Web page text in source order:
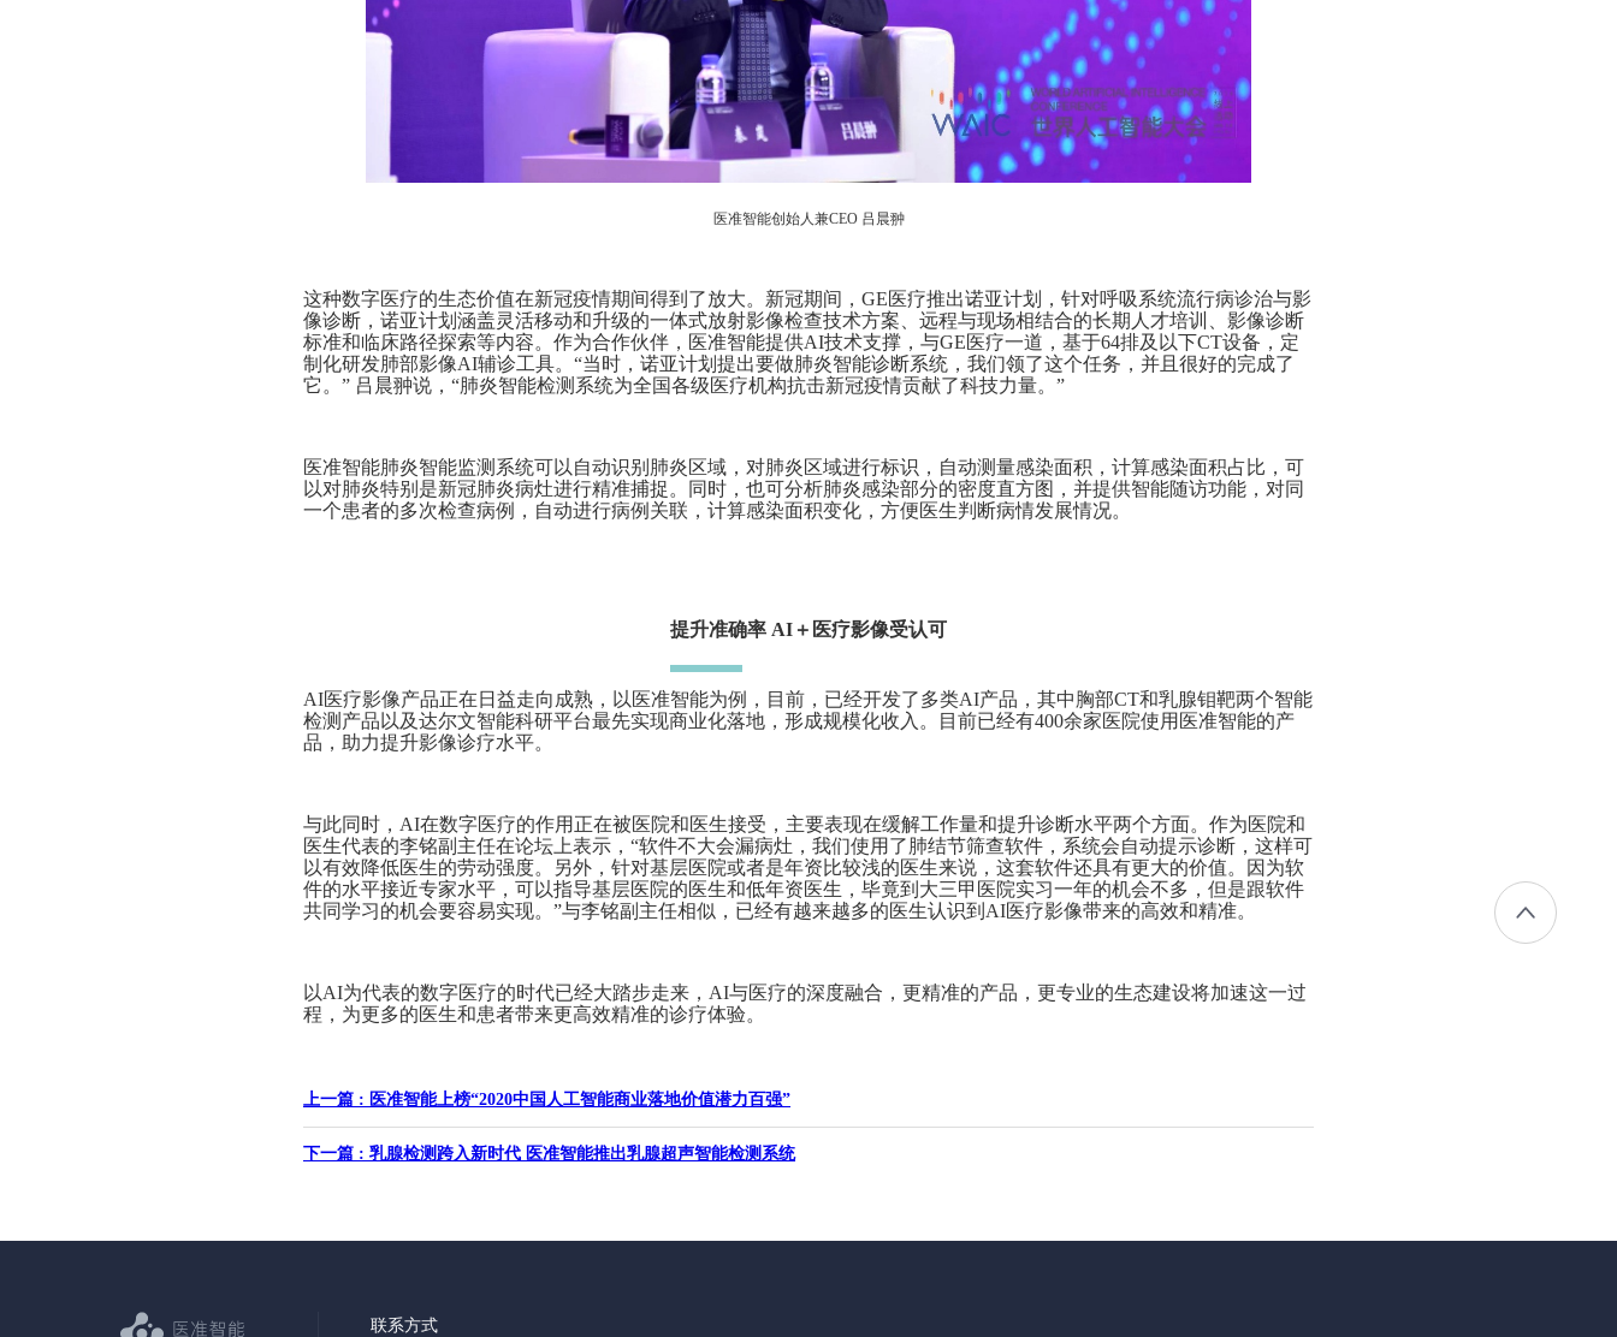
医准智能创始人兼CEO 吕晨翀
这种数字医疗的生态价值在新冠疫情期间得到了放大。新冠期间，GE医疗推出诺亚计划，针对呼吸系统流行病诊治与影
像诊断，诺亚计划涵盖灵活移动和升级的一体式放射影像检查技术方案、远程与现场相结合的长期人才培训、影像诊断
标准和临床路径探索等内容。作为合作伙伴，医准智能提供AI技术支撑，与GE医疗一道，基于64排及以下CT设备，定
制化研发肺部影像AI辅诊工具。“当时，诺亚计划提出要做肺炎智能诊断系统，我们领了这个任务，并且很好的完成了
它。” 吕晨翀说，“肺炎智能检测系统为全国各级医疗机构抗击新冠疫情贡献了科技力量。”
医准智能肺炎智能监测系统可以自动识别肺炎区域，对肺炎区域进行标识，自动测量感染面积，计算感染面积占比，可
以对肺炎特别是新冠肺炎病灶进行精准捕捉。同时，也可分析肺炎感染部分的密度直方图，并提供智能随访功能，对同
一个患者的多次检查病例，自动进行病例关联，计算感染面积变化，方便医生判断病情发展情况。
提升准确率 AI＋医疗影像受认可
AI医疗影像产品正在日益走向成熟，以医准智能为例，目前，已经开发了多类AI产品，其中胸部CT和乳腺钼靶两个智能
检测产品以及达尔文智能科研平台最先实现商业化落地，形成规模化收入。目前已经有400余家医院使用医准智能的产
品，助力提升影像诊疗水平。
与此同时，AI在数字医疗的作用正在被医院和医生接受，主要表现在缓解工作量和提升诊断水平两个方面。作为医院和
医生代表的李铭副主任在论坛上表示，“软件不大会漏病灶，我们使用了肺结节筛查软件，系统会自动提示诊断，这样可
以有效降低医生的劳动强度。另外，针对基层医院或者是年资比较浅的医生来说，这套软件还具有更大的价值。因为软
件的水平接近专家水平，可以指导基层医院的医生和低年资医生，毕竟到大三甲医院实习一年的机会不多，但是跟软件
共同学习的机会要容易实现。”与李铭副主任相似，已经有越来越多的医生认识到AI医疗影像带来的高效和精准。
以AI为代表的数字医疗的时代已经大踏步走来，AI与医疗的深度融合，更精准的产品，更专业的生态建设将加速这一过
程，为更多的医生和患者带来更高效精准的诊疗体验。
上一篇 : 医准智能上榜“2020中国人工智能商业落地价值潜力百强”
下一篇 : 乳腺检测跨入新时代 医准智能推出乳腺超声智能检测系统
联系方式